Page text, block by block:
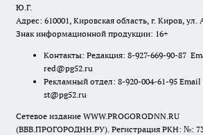
Ю.Г.
Адрес: 610001, Кировская область, г. Киров,
Знак информационной продукции: 16+
Контакты: Редакция: 8-927-669-90-87
red@pg52.ru
Рекламный отдел: 8-920-004-61-95
st@pg52.ru
Сетевое издание WWW.PROGORODNN.RU
(ВВВ.ПРОГОРОДНН.РУ). Регистрация РКН: №: